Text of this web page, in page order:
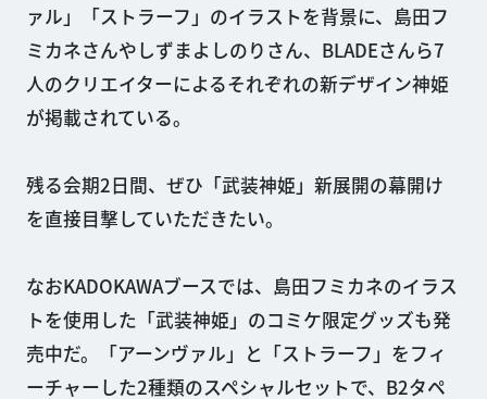
ァル」「ストラーフ」のイラストを背景に、島田フ
ミカネさんやしずまよしのりさん、BLADEさんら7
人のクリエイターによるそれぞれの新デザイン神姫
が掲載されている。
残る会期2日間、ぜひ「武装神姫」新展開の幕開け
を直接目撃していただきたい。
なおKADOKAWAブースでは、島田フミカネのイラス
トを使用した「武装神姫」のコミケ限定グッズも発
売中だ。「アーンヴァル」と「ストラーフ」をフィ
ーチャーした2種類のスペシャルセットで、B2タペ